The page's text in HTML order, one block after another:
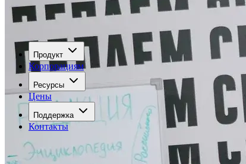
Продукт
Корпорациям
Ресурсы
Цены
Поддержка
Контакты
ВойтиПопробовать бесплатно Открыть меню